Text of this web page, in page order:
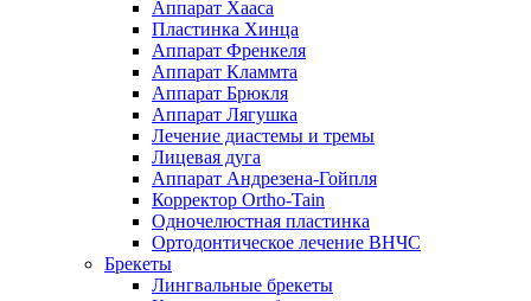
Аппарат Хааса
Пластинка Хинца
Аппарат Френкеля
Аппарат Кламмта
Аппарат Брюкля
Аппарат Лягушка
Лечение диастемы и тремы
Лицевая дуга
Аппарат Андрезена-Гойпля
Корректор Ortho-Tain
Одночелюстная пластинка
Ортодонтическое лечение ВНЧС
Брекеты
Лингвальные брекеты